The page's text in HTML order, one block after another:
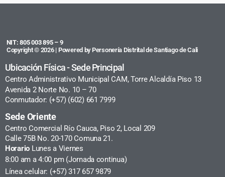
NIT: 805 003 895 – 9
Copyright © 2026 | Powered by Personería Distrital de Santiago de Cali
Ubicación Física - Sede Principal
Centro Administrativo Municipal CAM, Torre Alcaldía Piso 13
Avenida 2 Norte No. 10 – 70
Conmutador: (+57) (602) 661 7999
Sede Oriente
Centro Comercial Río Cauca, Piso 2, Local 209
Calle 75B No. 20-170 Comuna 21.
Horario Lunes a Viernes
8:00 am a 4:00 pm (Jornada continua)
Línea celular: (+57) 317 657 9879